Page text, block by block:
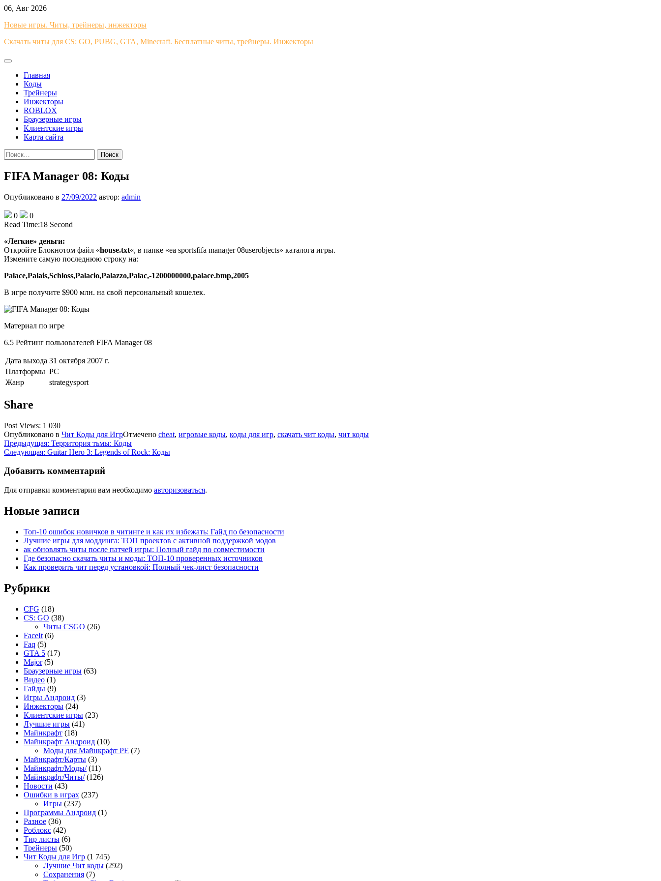
Перейти
содержимому
06, Авг 2026
Новые игры. Читы, трейнеры, инжекторы
Скачать читы для CS: GO, PUBG, GTA, Minecraft. Бесплатные читы, трейнеры. Инжекторы
Главная
Коды
Трейнеры
Инжекторы
ROBLOX
Браузерные игры
Клиентские игры
Карта сайта
Найти:
FIFA Manager 08: Коды
Опубликовано в 27/09/2022 автор: admin
0
0
Read Time:18 Second
«Легкие» деньги:
Откройте Блокнотом файл «house.txt«, в папке «ea sportsfifa manager 08userobjects» каталога игры.
Измените самую последнюю строку на:
Palace,Palais,Schloss,Palacio,Palazzo,Palac,-1200000000,palace.bmp,2005
В игре получите $900 млн. на свой персональный кошелек.
Материал по игре
6.5 Рейтинг пользователей FIFA Manager 08
Дата выхода 31 октября 2007 г.
Платформы PC
Жанр
strategysport
Share
Post Views: 1 030
Опубликовано в Чит Коды для ИгрОтмечено cheat, игровые коды, коды для игр, скачать чит коды, чит коды
Навигация
по
записям
Предыдущая: Территория тьмы: Коды
Следующая: Guitar Hero 3: Legends of Rock: Коды
Добавить комментарий
Для отправки комментария вам необходимо авторизоваться.
Новые записи
Топ-10 ошибок новичков в читинге и как их избежать: Гайд по безопасности
Лучшие игры для моддинга: ТОП проектов с активной поддержкой модов
ак обновлять читы после патчей игры: Полный гайд по совместимости
Где безопасно скачать читы и моды: ТОП-10 проверенных источников
Как проверить чит перед установкой: Полный чек-лист безопасности
Рубрики
CFG (18)
CS: GO (38)
Читы CSGO (26)
FaceIt (6)
Faq (5)
GTA 5 (17)
Major(5)
Браузерные игры (63)
Видео (1)
Гайды (9)
Игры Андроид (3)
Инжекторы (24)
Клиентские игры (23)
Лучшие игры (41)
Майнкрафт (18)
Майнкрафт Андроид (10)
Моды для Майнкрафт PE (7)
Майнкрафт/Карты (3)
Майнкрафт/Моды/(11)
Майнкрафт/Читы/(126)
Новости (43)
Ошибки в играх (237)
Игры (237)
Программы Андроид (1)
Разное (36)
Роблокс (42)
Тир листы (6)
Трейнеры (50)
Чит Коды для Игр (1 745)
Лучшие Чит коды (292)
Сохранения (7)